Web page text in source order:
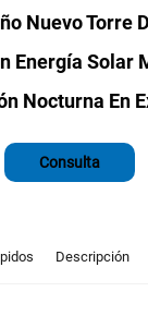
Nuevo Torre
Energía Solar
Nocturna En
Consulta
Descripción